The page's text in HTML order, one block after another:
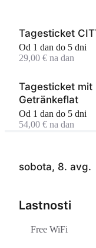
sobota, 8. avg.
Lastnosti
Free WiFi
Tagesticket
Od 1 dan do 5 dni
29,00 € na dan
Tagesticket mit
Getränkeflat
Od 1 dan do 5 dni
54,00 € na dan